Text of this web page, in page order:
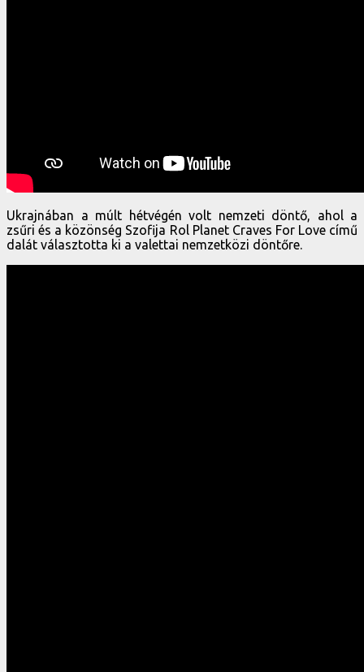
Ukrajnában a múlt hétvégén volt nemzeti döntő, ahol a
zsűri és a közönség Szofija Rol Planet Craves For Love című
dalát választotta ki a valettai nemzetközi döntőre.